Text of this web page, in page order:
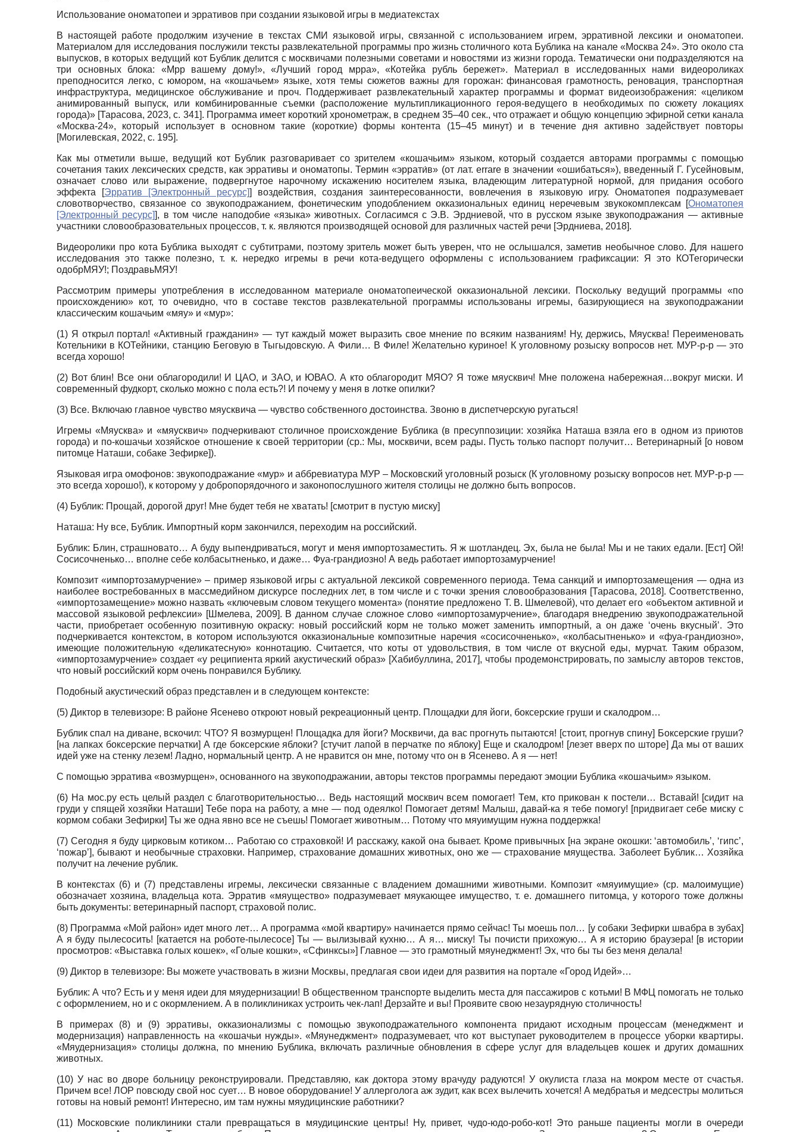
Использование ономатопеи и эрративов при создании языковой игры в медиатекстах
В настоящей работе продолжим изучение в текстах СМИ языковой игры, связанной с использованием игрем, эрративной лексики и ономатопеи.
Материалом для исследования послужили тексты развлекательной программы про жизнь столичного кота Бублика на канале «Москва 24». Это около ста
выпусков, в которых ведущий кот Бублик делится с москвичами полезными советами и новостями из жизни города. Тематически они подразделяются на
три основных блока: «Мрр вашему дому!», «Лучший город мрра», «Котейка рубль бережет». Материал в исследованных нами видеороликах
преподносится легко, с юмором, на «кошачьем» языке, хотя темы сюжетов важны для горожан: финансовая грамотность, реновация, транспортная
инфраструктура, медицинское обслуживание и проч. Поддерживает развлекательный характер программы и формат видеоизображения: «целиком
анимированный выпуск, или комбинированные съемки (расположение мультипликационного героя-ведущего в необходимых по сюжету локациях
города)» [Тарасова, 2023, с. 341]. Программа имеет короткий хронометраж, в среднем 35–40 сек., что отражает и общую концепцию эфирной сетки канала
«Москва-24», который использует в основном такие (короткие) формы контента (15–45 минут) и в течение дня активно задействует повторы
[Могилевская, 2022, с. 195].
Как мы отметили выше, ведущий кот Бублик разговаривает со зрителем «кошачьим» языком, который создается авторами программы с помощью
сочетания таких лексических средств, как эрративы и ономатопы. Термин «эррати́в» (от лат. errare в значении «ошибаться»), введенный Г. Гусейновым,
означает слово или выражение, подвергнутое нарочному искажению носителем языка, владеющим литературной нормой, для придания особого
эффекта
[Эрратив [Электронный ресурс]] воздействия, создания заинтересованности, вовлечения в языковую игру. Ономатопея подразумевает
словотворчество, связанное со звукоподражанием, фонетическим уподоблением окказиональных единиц неречевым звукокомплексам
[Ономатопея
[Электронный ресурс]], в том числе наподобие «языка» животных. Согласимся с Э.В. Эрдниевой, что в русском языке звукоподражания — активные
участники словообразовательных процессов, т. к. являются производящей основой для различных частей речи [Эрдниева, 2018].
Видеоролики про кота Бублика выходят с субтитрами, поэтому зритель может быть уверен, что не ослышался, заметив необычное слово. Для нашего
исследования это также полезно, т. к. нередко игремы в речи кота-ведущего оформлены с использованием графиксации: Я это КОТегорически
одобрМЯУ!; ПоздравьМЯУ!
Рассмотрим примеры употребления в исследованном материале ономатопеической окказиональной лексики. Поскольку ведущий программы «по
происхождению» кот, то очевидно, что в составе текстов развлекательной программы использованы игремы, базирующиеся на звукоподражании
классическим кошачьим «мяу» и «мур»:
(1) Я открыл портал! «Активный гражданин» — тут каждый может выразить свое мнение по всяким названиям! Ну, держись, Мяусква! Переименовать
Котельники в КОТейники, станцию Беговую в Тыгыдовскую. А Фили… В Филе! Желательно куриное! К уголовному розыску вопросов нет. МУР-р-р — это
всегда хорошо!
(2) Вот блин! Все они облагородили! И ЦАО, и ЗАО, и ЮВАО. А кто облагородит МЯО? Я тоже мяусквич! Мне положена набережная…вокруг миски. И
современный фудкорт, сколько можно с пола есть?! И почему у меня в лотке опилки?
(3) Все. Включаю главное чувство мяусквича — чувство собственного достоинства. Звоню в диспетчерскую ругаться!
Игремы «Мяусква» и «мяусквич» подчеркивают столичное происхождение Бублика (в пресуппозиции: хозяйка Наташа взяла его в одном из приютов
города) и по-кошачьи хозяйское отношение к своей территории (ср.: Мы, москвичи, всем рады. Пусть только паспорт получит… Ветеринарный [о новом
питомце Наташи, собаке Зефирке]).
Языковая игра омофонов: звукоподражание «мур» и аббревиатура МУР – Московский уголовный розыск (К уголовному розыску вопросов нет. МУР-р-р —
это всегда хорошо!), к которому у добропорядочного и законопослушного жителя столицы не должно быть вопросов.
(4) Бублик: Прощай, дорогой друг! Мне будет тебя не хватать! [смотрит в пустую миску]
Наташа: Ну все, Бублик. Импортный корм закончился, переходим на российский.
Бублик: Блин, страшновато… А буду выпендриваться, могут и меня импортозаместить. Я ж шотландец. Эх, была не была! Мы и не таких едали. [Ест] Ой!
Сосисочненько… вполне себе колбасытненько, и даже… Фуа-грандиозно! А ведь работает импортозамурчение!
Композит «импортозамурчение» – пример языковой игры с актуальной лексикой современного периода. Тема санкций и импортозамещения — одна из
наиболее востребованных в массмедийном дискурсе последних лет, в том числе и с точки зрения словообразования [Тарасова, 2018]. Соответственно,
«импортозамещение» можно назвать «ключевым словом текущего момента» (понятие предложено Т. В. Шмелевой), что делает его «объектом активной и
массовой языковой рефлексии» [Шмелева, 2009]. В данном случае сложное слово «импортозамурчение», благодаря внедрению звукоподражательной
части, приобретает особенную позитивную окраску: новый российский корм не только может заменить импортный, а он даже ‘очень вкусный’. Это
подчеркивается контекстом, в котором используются окказиональные композитные наречия «сосисочненько», «колбасытненько» и «фуа-грандиозно»,
имеющие положительную «деликатесную» коннотацию. Считается, что коты от удовольствия, в том числе от вкусной еды, мурчат. Таким образом,
«импортозамурчение» создает «у реципиента яркий акустический образ» [Хабибуллина, 2017], чтобы продемонстрировать, по замыслу авторов текстов,
что новый российский корм очень понравился Бублику.
Подобный акустический образ представлен и в следующем контексте:
(5) Диктор в телевизоре: В районе Ясенево откроют новый рекреационный центр. Площадки для йоги, боксерские груши и скалодром…
Бублик спал на диване, вскочил: ЧТО? Я возмурщен! Площадка для йоги? Москвичи, да вас прогнуть пытаются! [стоит, прогнув спину] Боксерские груши?
[на лапках боксерские перчатки] А где боксерские яблоки? [стучит лапой в перчатке по яблоку] Еще и скалодром! [лезет вверх по шторе] Да мы от ваших
идей уже на стенку лезем! Ладно, нормальный центр. А не нравится он мне, потому что он в Ясенево. А я — нет!
С помощью эрратива «возмурщен», основанного на звукоподражании, авторы текстов программы передают эмоции Бублика «кошачьим» языком.
(6) На мос.ру есть целый раздел с благотворительностью… Ведь настоящий москвич всем помогает! Тем, кто прикован к постели… Вставай! [сидит на
груди у спящей хозяйки Наташи] Тебе пора на работу, а мне — под одеялко! Помогает детям! Малыш, давай-ка я тебе помогу! [придвигает себе миску с
кормом собаки Зефирки] Ты же одна явно все не съешь! Помогает животным… Потому что мяуимущим нужна поддержка!
(7) Сегодня я буду цирковым котиком… Работаю со страховкой! И расскажу, какой она бывает. Кроме привычных [на экране окошки: ‘автомобиль’, ‘гипс’,
‘пожар’], бывают и необычные страховки. Например, страхование домашних животных, оно же — страхование мяущества. Заболеет Бублик… Хозяйка
получит на лечение рублик.
В контекстах (6) и (7) представлены игремы, лексически связанные с владением домашними животными. Композит «мяуимущие» (ср. малоимущие)
обозначает хозяина, владельца кота. Эрратив «мяущество» подразумевает мяукающее имущество, т. е. домашнего питомца, у которого тоже должны
быть документы: ветеринарный паспорт, страховой полис.
(8) Программа «Мой район» идет много лет… А программа «мой квартиру» начинается прямо сейчас! Ты моешь пол… [у собаки Зефирки швабра в зубах]
А я буду пылесосить! [катается на роботе-пылесосе] Ты — вылизывай кухню… А я… миску! Ты почисти прихожую… А я историю браузера! [в истории
просмотров: «Выставка голых кошек», «Голые кошки», «Сфинксы»] Главное — это грамотный мяунеджмент! Эх, что бы ты без меня делала!
(9) Диктор в телевизоре: Вы можете участвовать в жизни Москвы, предлагая свои идеи для развития на портале «Город Идей»…
Бублик: А что? Есть и у меня идеи для мяудернизации! В общественном транспорте выделить места для пассажиров с котьми! В МФЦ помогать не только
с оформлением, но и с окормлением. А в поликлиниках устроить чек-лап! Дерзайте и вы! Проявите свою незаурядную столичность!
В примерах (8) и (9) эрративы, окказионализмы с помощью звукоподражательного компонента придают исходным процессам (менеджмент и
модернизация) направленность на «кошачьи нужды». «Мяунеджмент» подразумевает, что кот выступает руководителем в процессе уборки квартиры.
«Мяудернизация» столицы должна, по мнению Бублика, включать различные обновления в сфере услуг для владельцев кошек и других домашних
животных.
(10) У нас во дворе больницу реконструировали. Представляю, как доктора этому врачуду радуются! У окулиста глаза на мокром месте от счастья.
Причем все! ЛОР повсюду свой нос сует… В новое оборудование! У аллерголога аж зудит, как всех вылечить хочется! А медбратья и медсестры молиться
готовы на новый ремонт! Интересно, им там нужны мяудицинские работники?
(11) Московские поликлиники стали превращаться в мяудицинские центры! Ну, привет, чудо-юдо-робо-кот! Это раньше пациенты могли в очереди